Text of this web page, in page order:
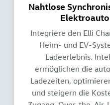
Nahtlose
Elektroauto
Integriere den Elli
Heim- und EV-
Ladeerlebnis.
ermöglichen die
Ladezeiten,
und steigern die